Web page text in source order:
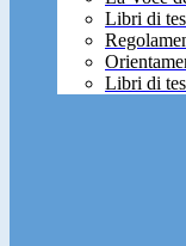
Libri di
Libri di